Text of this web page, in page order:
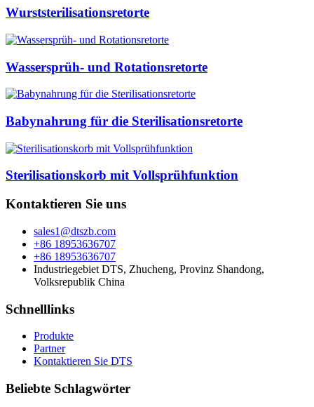
Wurststerilisationsretorte
Wassersprüh- und Rotationsretorte
Babynahrung für die Sterilisationsretorte
Sterilisationskorb mit Vollsprühfunktion
Kontaktieren Sie uns
sales1@dtszb.com
+86 18953636707
+86 18953636707
Industriegebiet DTS, Zhucheng, Provinz Shandong,
Volksrepublik China
Schnelllinks
Produkte
Partner
Kontaktieren Sie DTS
Beliebte Schlagwörter